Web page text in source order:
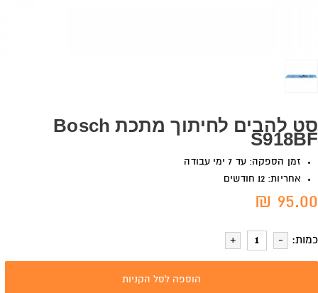
סט להבים לחיתוך מתכת Bosch
S918BF
זמן הספקה: עד 7 ימי עבודה
אחריות: 12 חודשים
95.00 ₪
כמות:
הוספה לסל הקניות